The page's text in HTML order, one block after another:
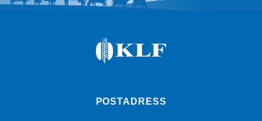
POSTADRESS